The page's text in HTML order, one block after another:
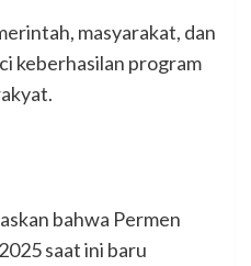
masyarakat, dan
keberhasilan program
bahwa Permen
saat ini baru